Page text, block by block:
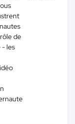
de
- les